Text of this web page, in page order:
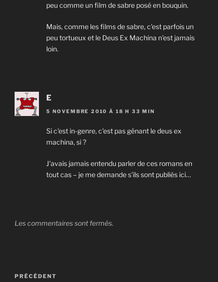
peu comme un film de sabre posé en bouquin.
Mais, comme les films de sabre, c'est parfois un
peu tortueux et le Deus Ex Machina n'est jamais
loin.
E
5 NOVEMBRE 2010 À 18 H 33 MIN
Si c'est in-genre, c'est pas gênant le deus ex
machina, si ?
J'avais jamais entendu parler de ces romans en
tout cas – je me demande s'ils sont publiés ici…
Les commentaires sont fermés.
Navigation
Article
PRÉCÉDENT